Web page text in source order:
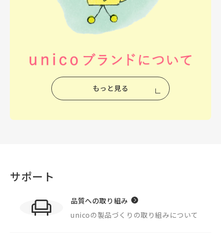
もっと見る
サポート
品質への取り組み
unicoの製品づくりの取り組みについて